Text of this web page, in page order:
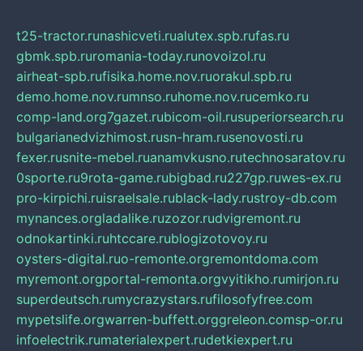
t25-tractor.runashicveti.rualutex.spb.rufas.ru
gbmk.spb.ruromania-today.runovoizol.ru
airheat-spb.rufisika.home.nov.ruorakul.spb.ru
demo.home.nov.rumnso.ruhome.nov.rucemko.ru
comp-land.org7gazet.rubicom-oil.rusuperiorsearch.ru
bulgarianedvizhimost.rusn-hram.rusenovosti.ru
fexer.rusnite-mebel.ruanamvkusno.rutechnosaratov.ru
0sporte.ru9rota-game.rubigbad.ru227gp.ruwes-ex.ru
pro-kirpichi.ruisraelsale.rublack-lady.rustroy-db.com
mynances.orgladalike.ruzozor.rudvigremont.ru
odnokartinki.ruhtccare.rublogizotovoy.ru
oysters-digital.ruo-remonte.orgremontdoma.com
myremont.orgportal-remonta.orgvyitikho.rumirjon.ru
superdeutsch.rumycrazystars.rufilosofyfree.com
mypetslife.orgwarren-buffett.orggreleon.comsp-or.ru
infoelectrik.rumaterialexpert.rudetkiexpert.ru